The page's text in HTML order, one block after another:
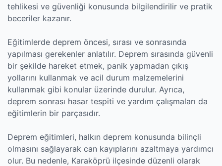
tehlikesi ve güvenliği konusunda bilgilendirilir ve pratik
beceriler kazanır.
Eğitimlerde deprem öncesi, sırası ve sonrasında
yapılması gerekenler anlatılır. Deprem sırasında güvenli
bir şekilde hareket etmek, panik yapmadan çıkış
yollarını kullanmak ve acil durum malzemelerini
kullanmak gibi konular üzerinde durulur. Ayrıca,
deprem sonrası hasar tespiti ve yardım çalışmaları da
eğitimlerin bir parçasıdır.
Deprem eğitimleri, halkın deprem konusunda bilinçli
olmasını sağlayarak can kayıplarını azaltmaya yardımcı
olur. Bu nedenle, Karaköprü ilçesinde düzenli olarak